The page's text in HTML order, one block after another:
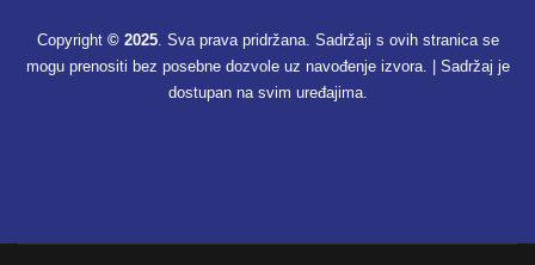
Copyright © 2025. Sva prava pridržana. Sadržaji s ovih stranica se
mogu prenositi bez posebne dozvole uz navođenje izvora. | Sadržaj je
dostupan na svim uređajima.